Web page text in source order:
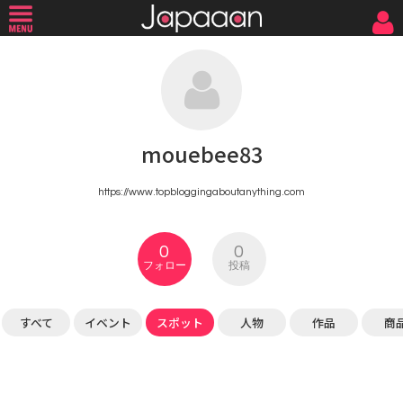
mouebee83
https://www.topbloggingaboutanything.com
0
フォロー
0
投稿
すべて イベント スポット 人物 作品 商